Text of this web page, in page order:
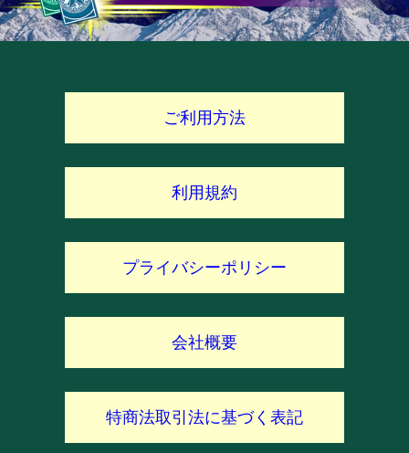
ご利用方法
利用規約
プライバシーポリシー
会社概要
特商法取引法に基づく表記